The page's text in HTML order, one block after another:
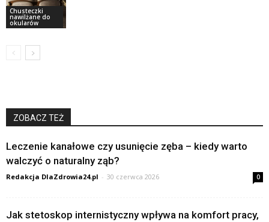
Chusteczki
nawilżane do
okularów
ZOBACZ TEŻ
Leczenie kanałowe czy usunięcie zęba – kiedy warto
walczyć o naturalny ząb?
Redakcja DlaZdrowia24.pl - 30 czerwca 2026 0
Jak stetoskop internistyczny wpływa na komfort pracy,